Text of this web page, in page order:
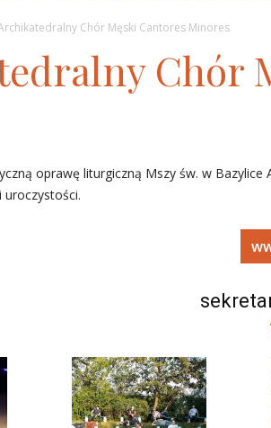
Chór Męski Cantores Minores
Chór
oprawę liturgiczną Mszy św. w
uroczystości.